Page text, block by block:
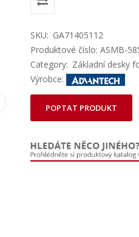
SKU: GA71405112
Produktové číslo: ASMB-
Category: Základní desky
Výrobce:
POPTAT PRODUKT